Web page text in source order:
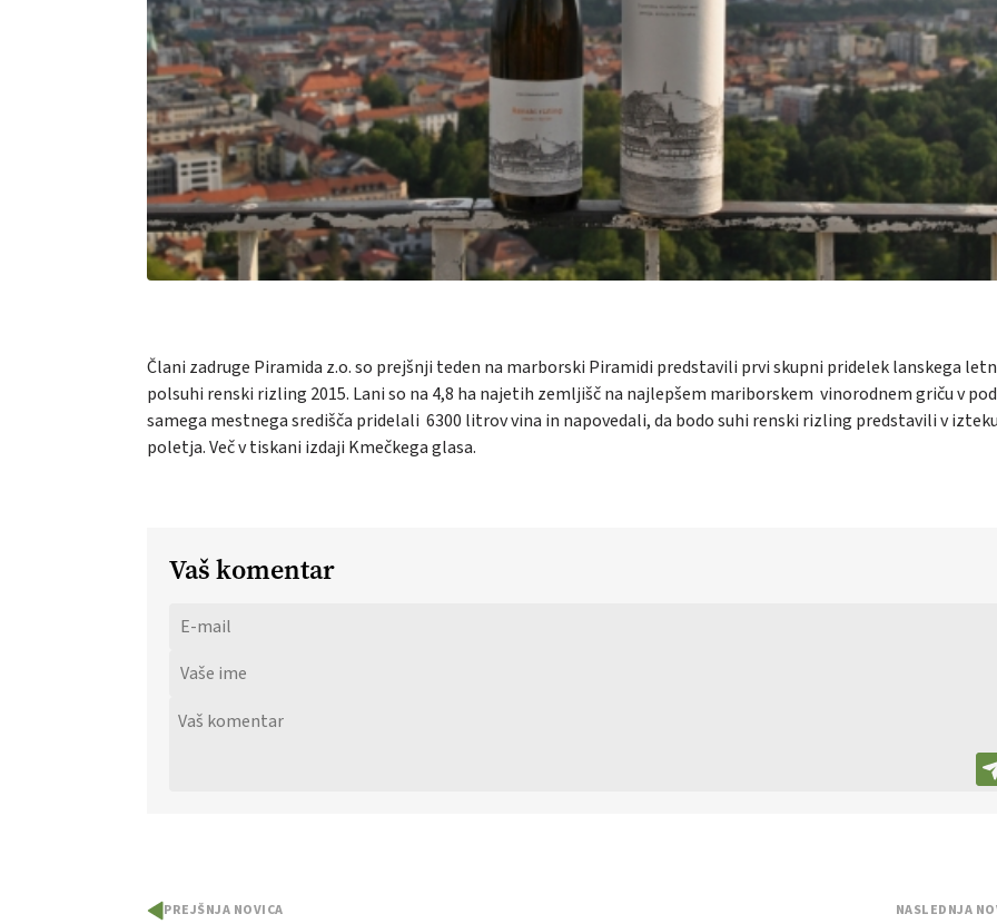
Člani zadruge Piramida z.o. so prejšnji teden na marborski Piramidi predstavili prvi skupni pridelek lanskega
polsuhi renski rizling 2015. Lani so na 4,8 ha najetih zemljišč na najlepšem mariborskem vinorodnem griču v
samega mestnega središča pridelali 6300 litrov vina in napovedali, da bodo suhi renski rizling predstavili v izteku
poletja. Več v tiskani izdaji Kmečkega glasa.
Vaš komentar
PREJŠNJA NOVICA NASLEDNJA